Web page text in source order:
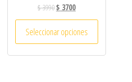
$3990$ 3700
Seleccionar opciones